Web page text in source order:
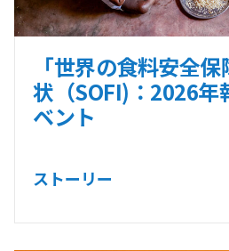
「世界の食料安全
状（SOFI)：2026年
ベント
ストーリー